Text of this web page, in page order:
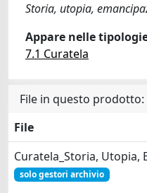
Storia, utopia,
Appare nelle
7.1 Curatela
File in questo prodotto:
File
Curatela_Storia, Utopia,
solo gestori archivio